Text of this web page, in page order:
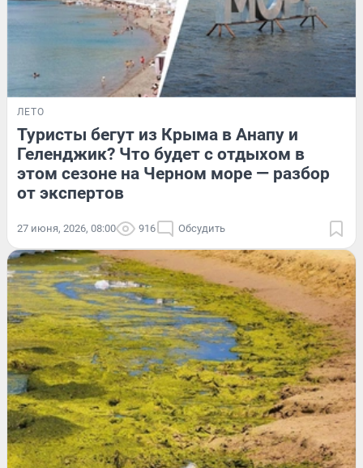
ЛЕТО
Туристы бегут из Крыма в Анапу и
Геленджик? Что будет с отдыхом в
этом сезоне на Черном море — разбор
от экспертов
27 июня, 2026, 08:00 916 Обсудить